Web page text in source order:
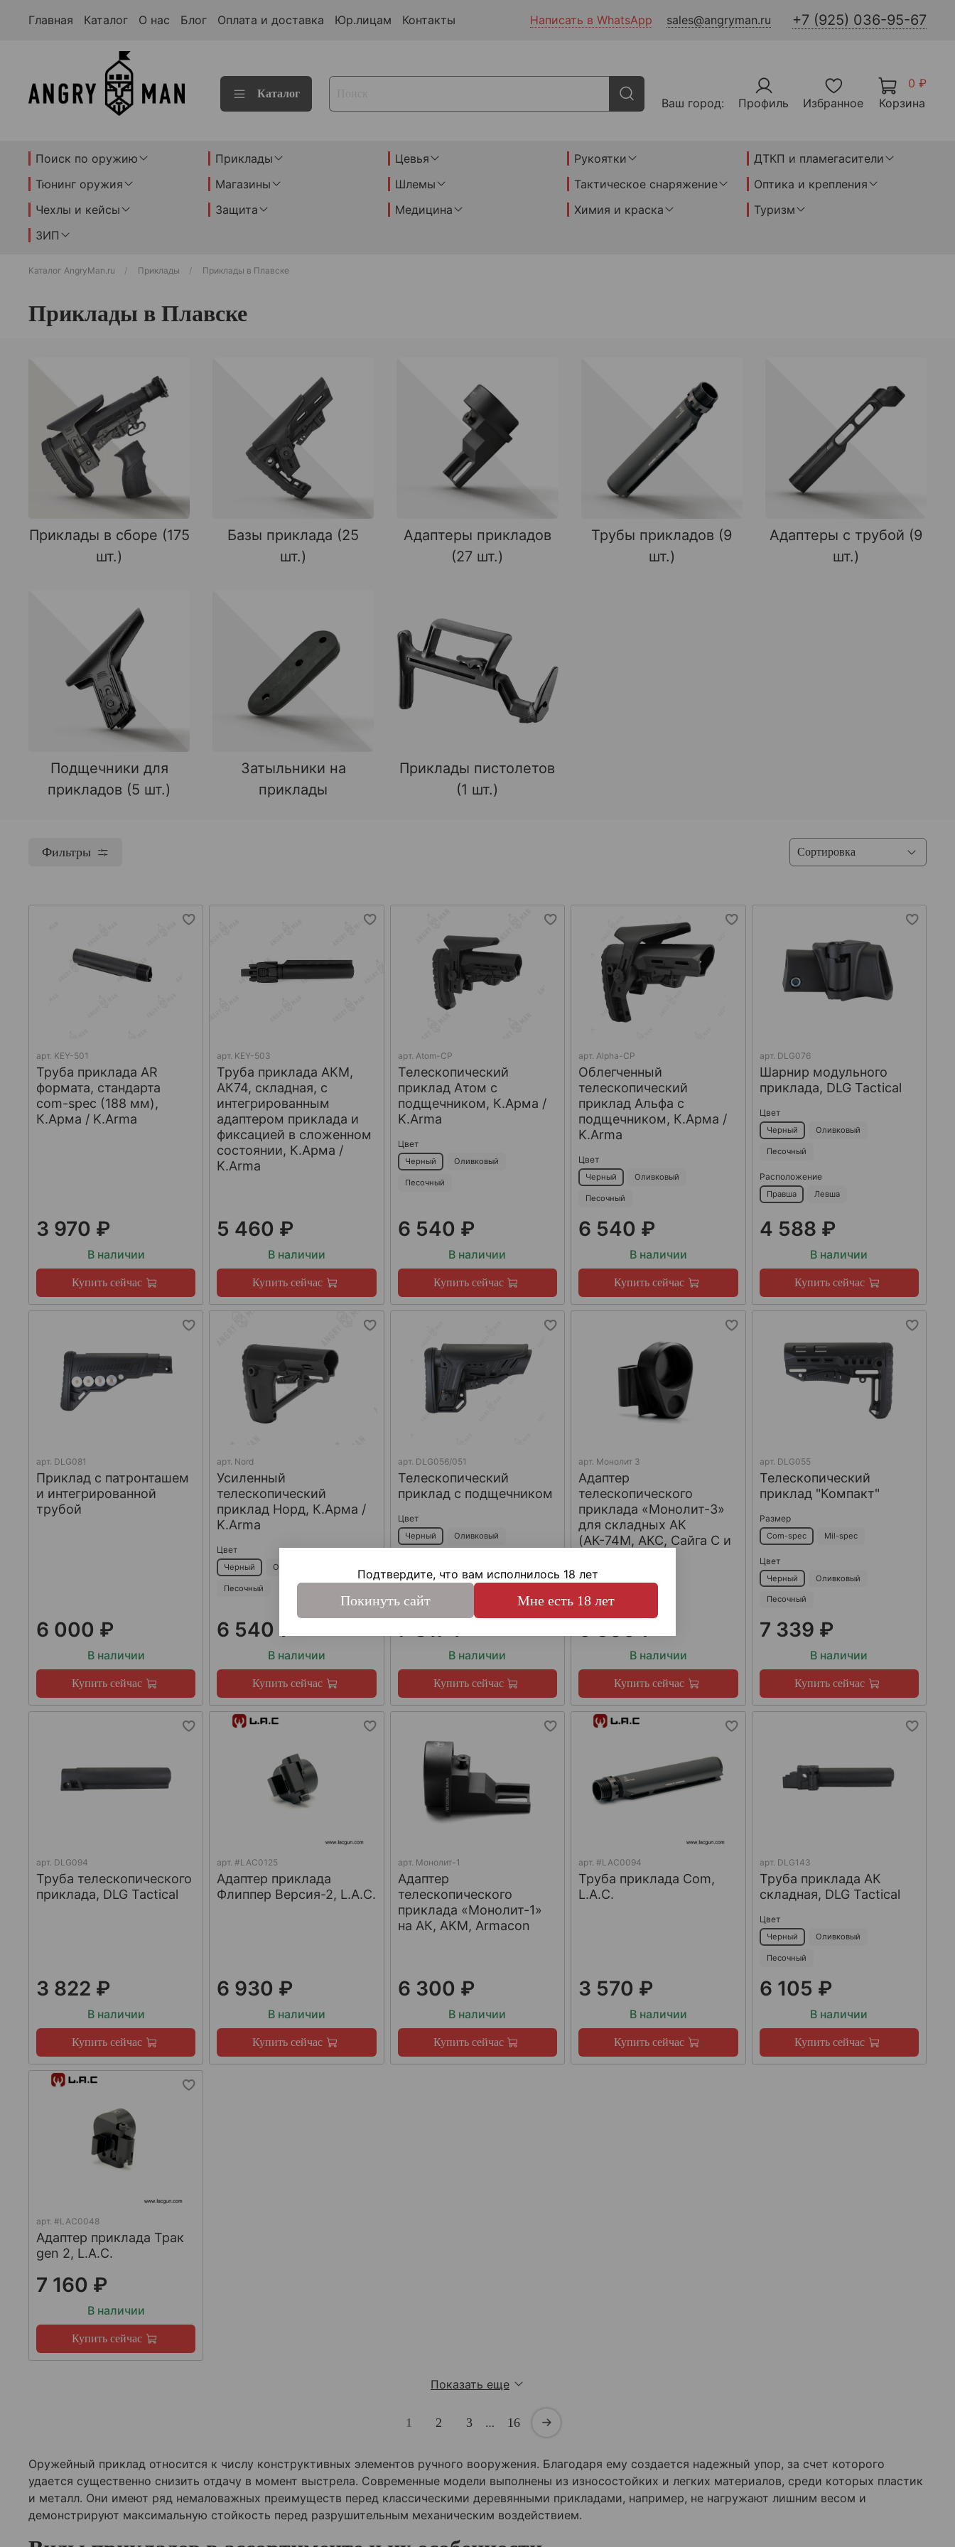
Главная Каталог О нас Блог Оплата и доставка Юр.лицам Контакты Написать в WhatsApp sales@angryman.ru +7 (925) 036-95-67
Каталог
Ваш город: Профиль Избранное
0 ₽
Корзина
Поиск по оружию Приклады Цевья Рукоятки
ДТКП и пламегасители
Тюнинг оружия
Магазины Шлемы Тактическое снаряжение
Оптика и крепления
Чехлы и кейсы
Защита Медицина Химия и краска
Туризм
ЗИП
Каталог AngryMan.ru Приклады Приклады в Плавске
Приклады в Плавске
Приклады в сборе (175
шт.)
Базы приклада (25
шт.)
Адаптеры прикладов
(27 шт.)
Трубы прикладов (9
шт.)
Адаптеры с трубой (9
шт.)
Подщечники для
прикладов (5 шт.)
Затыльники на
приклады
Приклады пистолетов
(1 шт.)
Фильтры
арт. KEY-501
Труба приклада AR
формата, стандарта
com-spec (188 мм),
К.Арма / K.Arma
3 970 ₽
В наличии
Купить сейчас
арт. KEY-503
Труба приклада АКМ,
АК74, складная, с
интегрированным
адаптером приклада и
фиксацией в сложенном
состоянии, К.Арма /
K.Arma
5 460 ₽
В наличии
Купить сейчас
арт. Atom-CP
Телескопический
приклад Атом с
подщечником, К.Арма /
K.Arma
Цвет
Черный Оливковый
Песочный
6 540 ₽
В наличии
Купить сейчас
арт.Alpha-CP
Облегченный
телескопический
приклад Альфа с
подщечником, К.Арма /
K.Arma
Цвет
Черный Оливковый
Песочный
6 540 ₽
В наличии
Купить сейчас
арт. DLG076
Шарнир модульного
приклада, DLG Tactical
Цвет
Черный Оливковый
Песочный
Расположение
Правша Левша
4 588 ₽
В наличии
Купить сейчас
арт. DLG081
Приклад с патронташем
и интегрированной
трубой
6 000 ₽
В наличии
Купить сейчас
арт. Nord
Усиленный
телескопический
приклад Норд, К.Арма /
K.Arma
Цвет
Черный Оливковый
Песочный
6 540 ₽
В наличии
Купить сейчас
арт. DLG056/051
Телескопический
приклад с подщечником
Цвет
Черный Оливковый
7 817 ₽
В наличии
Купить сейчас
арт. Монолит 3
Адаптер
телескопического
приклада «Монолит-3»
для складных АК
(АК-74М, АКС, Сайга С и
6 500 ₽
В наличии
Купить сейчас
арт. DLG055
Телескопический
приклад "Компакт"
Размер
Com-spec Mil-spec
Цвет
Черный Оливковый
Песочный
7 339 ₽
В наличии
Купить сейчас
арт. DLG094
Труба телескопического
приклада, DLG Tactical
3 822 ₽
В наличии
Купить сейчас
арт.#LAC0125
Адаптер приклада
Флиппер Версия-2, L.A.C.
6 930 ₽
В наличии
Купить сейчас
арт. Монолит-1
Адаптер
телескопического
приклада «Монолит-1»
на АК, АКМ, Armacon
6 300 ₽
В наличии
Купить сейчас
арт.#LAC0094
Труба приклада Com,
L.A.C.
3 570 ₽
В наличии
Купить сейчас
арт. DLG143
Труба приклада АК
складная, DLG Tactical
Цвет
Черный Оливковый
Песочный
6 105 ₽
В наличии
Купить сейчас
арт. #LAC0048
Адаптер приклада Трак
gen 2, L.A.C.
7 160 ₽
В наличии
Купить сейчас
Показать еще
1 2 3 … 16
Оружейный приклад относится к числу конструктивных элементов ручного вооружения. Благодаря ему создается надежный упор, за счет которого
удается существенно снизить отдачу в момент выстрела. Современные модели выполнены из износостойких и легких материалов, среди которых пластик
и металл. Они имеют ряд немаловажных преимуществ перед классическими деревянными прикладами, например, не нагружают лишним весом и
демонстрируют максимальную стойкость перед разрушительным механическим воздействием.
Подтвердите, что вам исполнилось 18 лет
Покинуть сайт Мне есть 18 лет